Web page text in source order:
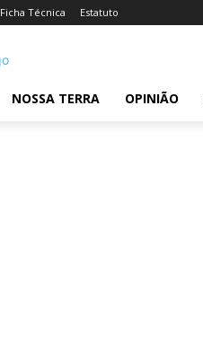
Ficha Técnica Estatuto
NOSSA TERRA OPINIÃO